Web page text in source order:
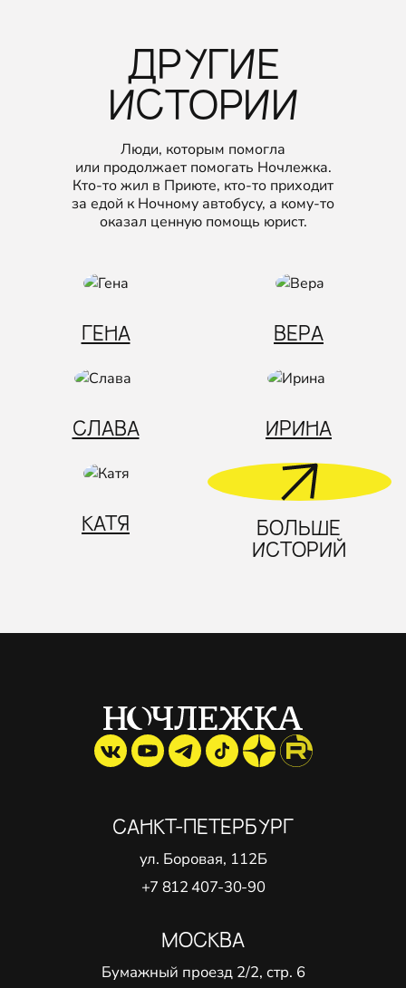
ДРУГИЕ
ИСТОРИИ
Люди, которым помогла
или продолжает помогать Ночлежка.
Кто‑то жил в Приюте, кто‑то приходит
за едой к Ночному автобусу, а кому‑то
оказал ценную помощь юрист.
ГЕНА ВЕРА
СЛАВА ИРИНА
КАТЯ БОЛЬШЕ
ИСТОРИЙ
САНКТ-ПЕТЕРБУРГ
ул. Боровая, 112Б
+7 812 407-30-90
МОСКВА
Бумажный проезд 2/2, стр. 6